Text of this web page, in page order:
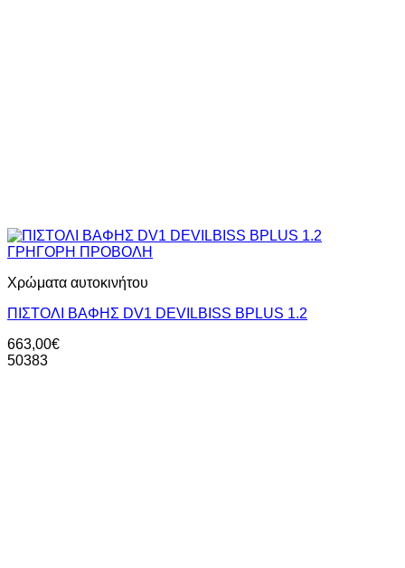
ΓΡΗΓΟΡΗ ΠΡΟΒΟΛΗ
Χρώματα αυτοκινήτου
ΠΙΣΤΟΛΙ ΒΑΦΗΣ DV1 DEVILBISS BPLUS 1.2
663,00€
50383